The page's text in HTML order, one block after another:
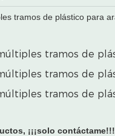
¡¡¡solo contáctame!!!